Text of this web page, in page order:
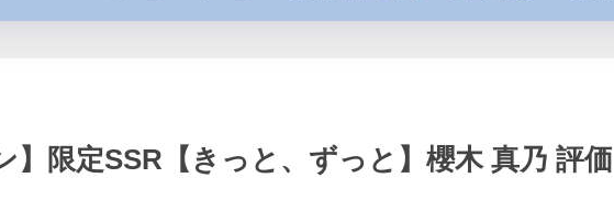
】限定SSR【きっと、ずっと】櫻木 真乃 評価